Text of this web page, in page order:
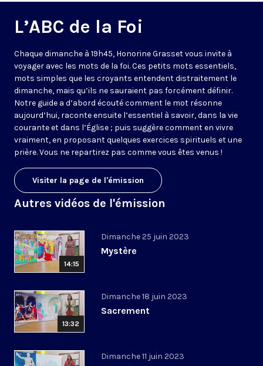
L’ABC de la Foi
Chaque dimanche à 19h45, Honorine Grasset vous invite à
voyager avec les mots de la foi. Ces petits mots essentiels,
mots simples que les croyants entendent distraitement le
dimanche, mais qu’ils ne sauraient pas forcément définir.
Notre guide a d’abord écouté comment le mot résonne
aujourd’hui, raconte ensuite l’essentiel à savoir, dans la vie
courante et dans l’Église ; puis suggère comment en vivre
vraiment, en proposant quelques exercices spirituels et une
prière. Vous ne repartirez pas comme vous êtes venus !
Visiter la page de l'émission
Autres vidéos de l'émission
14:15
Dimanche 25 juin 2023
Mystère
13:32
Dimanche 18 juin 2023
Sacrement
Dimanche 11 juin 2023